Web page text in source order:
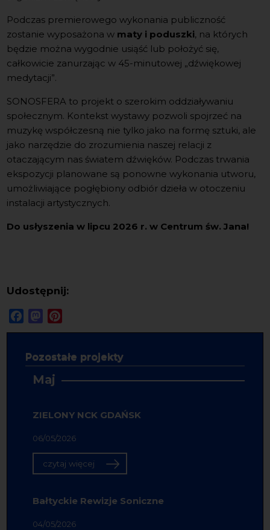
Podczas premierowego wykonania publiczność
zostanie wyposażona w maty i poduszki, na których
będzie można wygodnie usiąść lub położyć się,
całkowicie zanurzając w 45-minutowej „dźwiękowej
medytacji”.
SONOSFERA to projekt o szerokim oddziaływaniu
społecznym. Kontekst wystawy pozwoli spojrzeć na
muzykę współczesną nie tylko jako na formę sztuki, ale
jako narzędzie do zrozumienia naszej relacji z
otaczającym nas światem dźwięków. Podczas trwania
ekspozycji planowane są ponowne wykonania utworu,
umożliwiające pogłębiony odbiór dzieła w otoczeniu
instalacji artystycznych.
Do usłyszenia w lipcu 2026 r. w Centrum św. Jana!
Udostępnij:
FacebookMastodon
Pozostałe projekty
Maj
ZIELONY NCK GDAŃSK
06/05/2026
czytaj więcej
Bałtyckie Rewizje Soniczne
04/05/2026